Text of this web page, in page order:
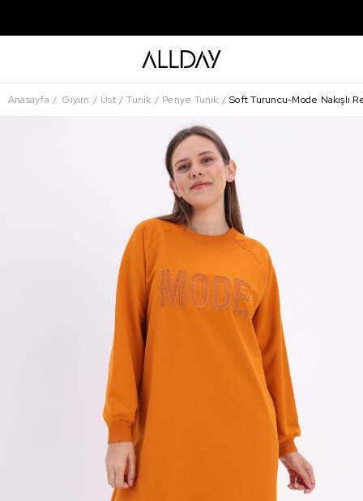
Anasayfa Giyim Üst Tunik Penye Tunik Soft Turuncu-Mode Nakışlı